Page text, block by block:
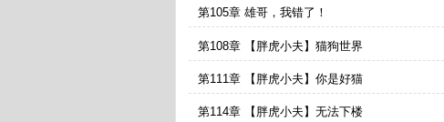
第105章 雄哥，我错了！
第108章 【胖虎小夫】猫狗世界
第111章 【胖虎小夫】你是好猫
第114章 【胖虎小夫】无法下楼